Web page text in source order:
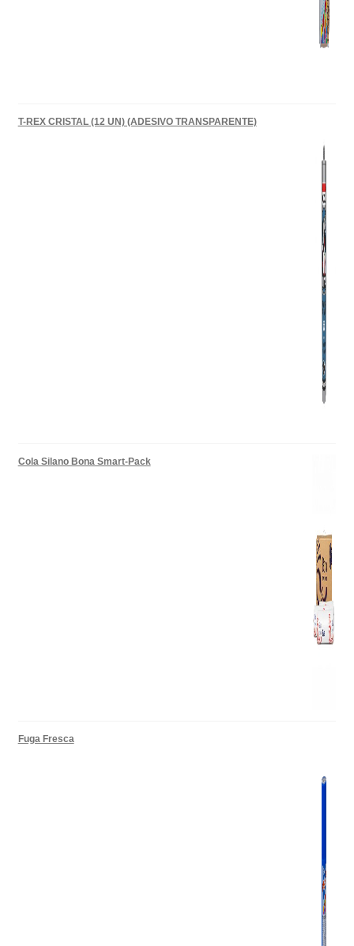
T-REX CRISTAL (12 UN) (ADESIVO TRANSPARENTE)
Cola Silano Bona Smart-Pack
Fuga Fresca